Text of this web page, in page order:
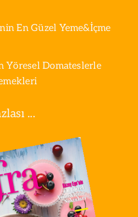
En Güzel Yeme&İçme
Yöresel Domateslerle
...